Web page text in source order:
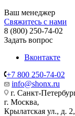
Ваш менеджер
Свяжитесь с нами
8 (800) 250-74-02
Задать вопрос
Вконтакте
+7 800 250-74-02
info@shonx.ru
г. Санкт-
г. Москва,
Крылатская ул., д.